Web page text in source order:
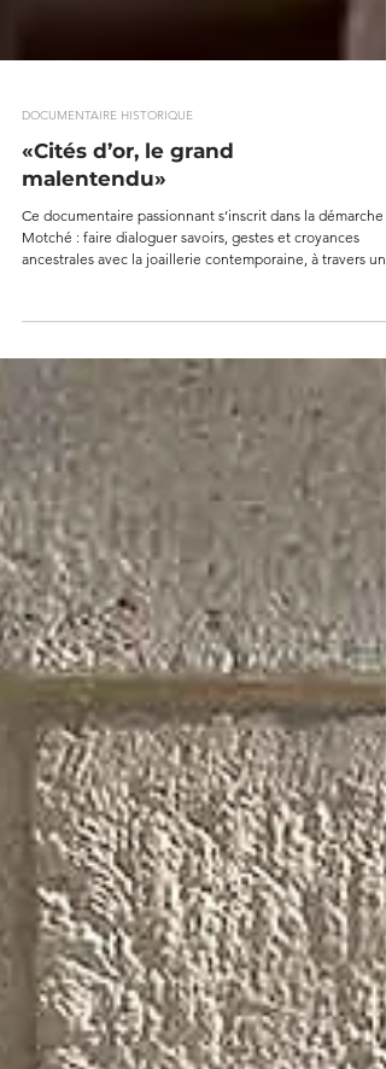
DOCUMENTAIRE HISTORIQUE
«Cités d’or, le grand
malentendu»
ancestrales avec la joaillerie contemporaine, à travers une
recherche appliquée et inspirante.